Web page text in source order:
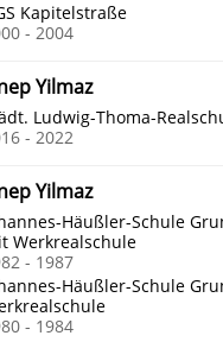
Kapitelstraße
- 2004
Yilmaz
Ludwig-Thoma-
- 2022
Yilmaz
Häußler-Schule
Werkrealschule
- 1987
Häußler-Schule
- 1984